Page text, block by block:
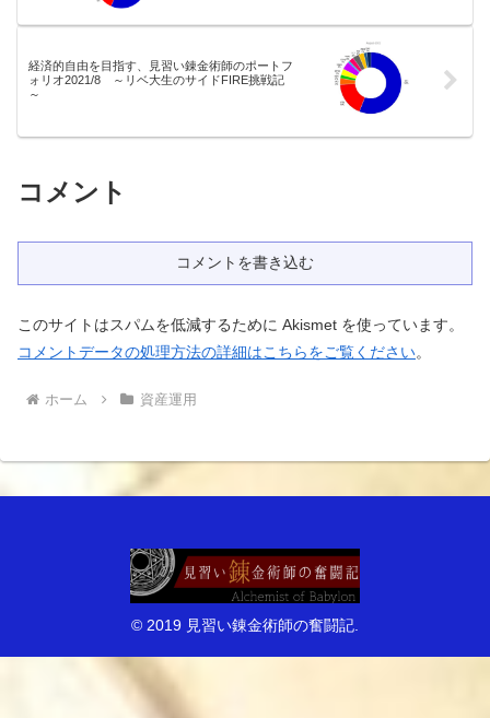
経済的自由を目指す、見習い錬金術師のポートフ
ォリオ2021/8 ～リベ大生のサイドFIRE挑戦記
～
コメント
コメントを書き込む
このサイトはスパムを低減するために Akismet を使っています。
コメントデータの処理方法の詳細はこちらをご覧ください。
ホーム 資産運用
© 2019 見習い錬金術師の奮闘記.